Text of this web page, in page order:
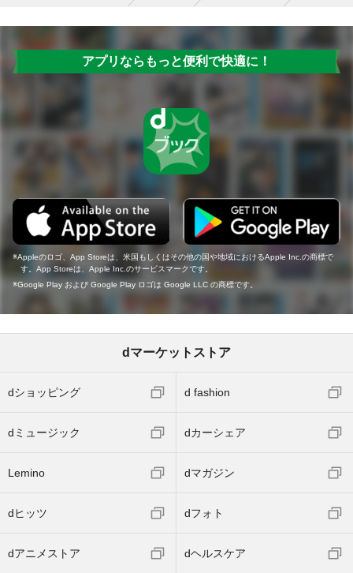
アプリならもっと便利で快適に！
Appleのロゴ、App Storeは、米国もしくはその他の国や地域におけるApple Inc.の商標で
す。App Storeは、Apple Inc.のサービスマークです。
Google Play および Google Play ロゴは Google LLC の商標です。
dマーケットストア
dショッピング d fashion
dミュージック dカーシェア
Lemino dマガジン
dヒッツ dフォト
dアニメストア dヘルスケア